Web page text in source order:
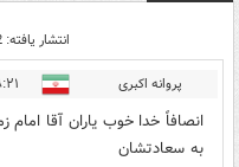
انتشار یافته: 2
پروانه اکبری ۰۸:۲۱ -
انصافاً خدا خوب یاران آقا
به سعادتشان